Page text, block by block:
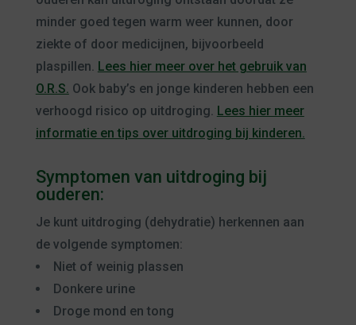
minder goed tegen warm weer kunnen, door
ziekte of door medicijnen, bijvoorbeeld
plaspillen. Lees hier meer over het gebruik van
O.R.S. Ook baby’s en jonge kinderen hebben een
verhoogd risico op uitdroging. Lees hier meer
informatie en tips over uitdroging bij kinderen.
Symptomen van uitdroging bij
ouderen:
Je kunt uitdroging (dehydratie) herkennen aan
de volgende symptomen:
Niet of weinig plassen
Donkere urine
Droge mond en tong